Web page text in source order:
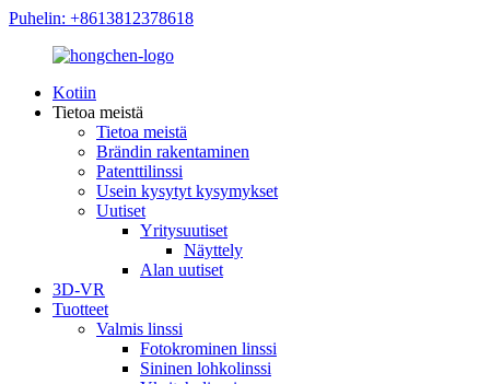
Puhelin: +8613812378618
Kotiin
Tietoa meistä
Tietoa meistä
Brändin rakentaminen
Patenttilinssi
Usein kysytyt kysymykset
Uutiset
Yritysuutiset
Näyttely
Alan uutiset
3D-VR
Tuotteet
Valmis linssi
Fotokrominen linssi
Sininen lohkolinssi